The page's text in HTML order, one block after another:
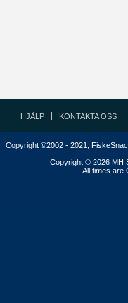
HJÄLP KONTAKTA OSS
Copyright ©2002 - 2021,
Copyright © 2026 MH
All times are